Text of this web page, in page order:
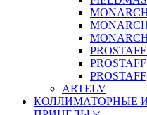
PROSTAFF
ARTELV
КОЛЛИМАТОРНЫЕ